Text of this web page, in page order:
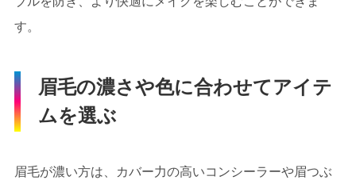
す。
眉毛の濃さや色に合わせてアイテ
ムを選ぶ
眉毛が濃い方は、カバー力の高いコンシーラーや眉つぶ